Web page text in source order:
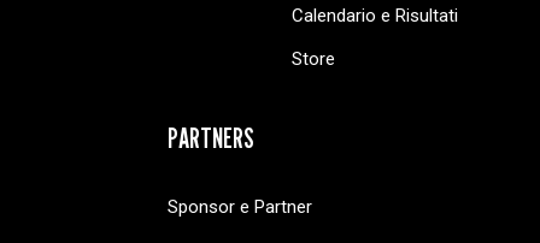
Calendario e Risultati
Store
PARTNERS
Sponsor e Partner